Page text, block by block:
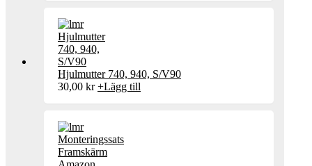
Hjulmutter 740, 940, S/V90
30,00 kr +Lägg till